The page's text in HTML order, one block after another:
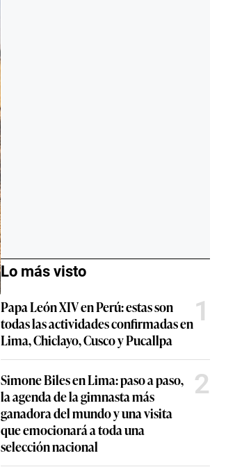
Lo más visto
Papa León XIV en Perú: estas son
todas las actividades confirmadas en
Lima, Chiclayo, Cusco y Pucallpa
1
Simone Biles en Lima: paso a paso,
la agenda de la gimnasta más
ganadora del mundo y una visita
que emocionará a toda una
selección nacional
2